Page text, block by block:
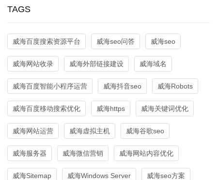
TAGS
威海百度搜索资源平台 威海seo问答 威海seo
威海网站收录 威海外部链接建设 威海域名
威海百度智能小程序运营 威海抖音seo 威海Robots
威海百度移动搜索优化 威海https 威海关键词优化
威海网站运营 威海虚拟主机 威海谷歌seo
威海服务器 威海微信营销 威海网站内容优化
威海Sitemap 威海Windows Server 威海seo方案